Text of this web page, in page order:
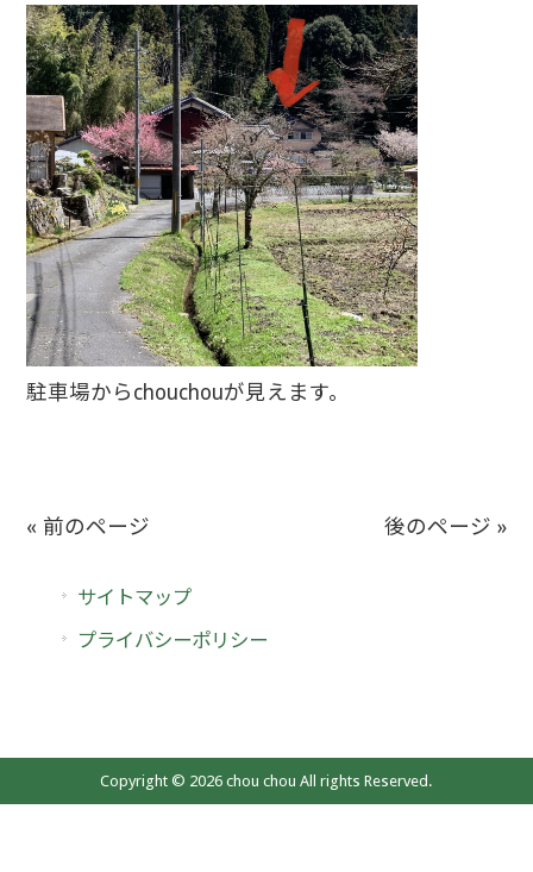
駐車場からchouchouが見えます。
« 前のページ 後のページ »
サイトマップ
プライバシーポリシー
Copyright © 2026 chou chou All rights Reserved.